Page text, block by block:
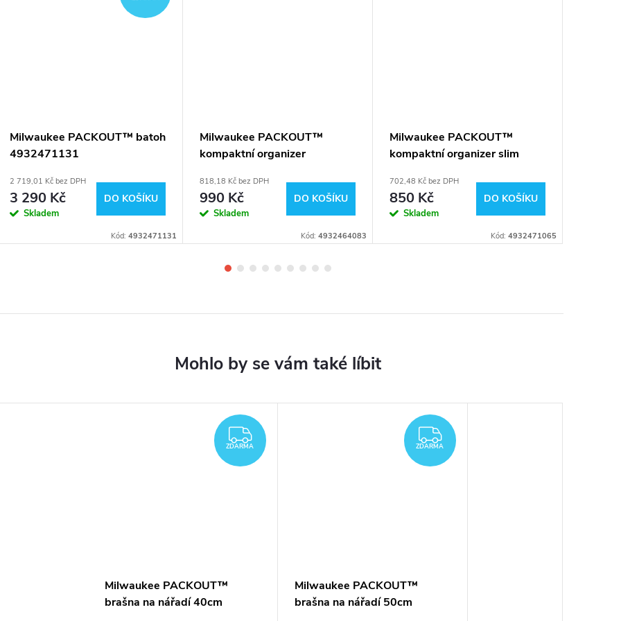
Milwaukee PACKOUT™ batoh
4932471131
2 719,01 Kč bez DPH
3 290 Kč
Skladem
DO KOŠÍKU
Kód: 4932471131
Milwaukee PACKOUT™
kompaktní organizer
818,18 Kč bez DPH
990 Kč
Skladem
DO KOŠÍKU
Kód: 4932464083
Milwaukee PACKOUT™
kompaktní organizer slim
702,48 Kč bez DPH
850 Kč
Skladem
DO KOŠÍKU
Kód: 4932471065
ZDARMA
ZDARMA
Milwaukee PACKOUT™
brašna na nářadí 40cm
ZDARMA
ZDARMA
Milwaukee PACKOUT™
brašna na nářadí 50cm